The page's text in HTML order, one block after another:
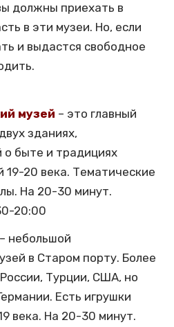
должны приехать в
в эти музеи. Но, если
и выдастся свободное
музей – это главный
зданиях,
быте и традициях
20 века. Тематические
На 20-30 минут.
20:00
– небольшой
в Старом порту. Более
Турции, США, но
Есть игрушки
века. На 20-30 минут.